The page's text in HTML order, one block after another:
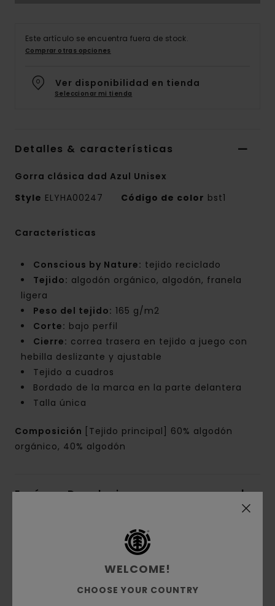
Este artículo se encuentra fuera de stock.
Comprar otras opciones
Ver disponibilidad en tienda
Seleccionar mi tienda
Detalles & características
Gorra clásica dad Azul Unisex
Style ELYHA00247 Código de color bst1
Características
Conscious by Nature: tejido reciclado
Tejido: algodón orgánico, algodón, franela
ligera
Peso del tejido: 165 g/m2
Corte: bajo perfil
Cierre: correa trasera en tejido a juego con
hebilla deslizante y ajustable
Tejido a cuadros
Bordado de la marca en la parte delantera
Talla única
Composición
[Tejido principal] 60% algodón
orgánico, 40% algodón
Envíos y Devoluciones
Reseñas de los clientes
Puntuación media
WELCOME!
CHOOSE YOUR COUNTRY